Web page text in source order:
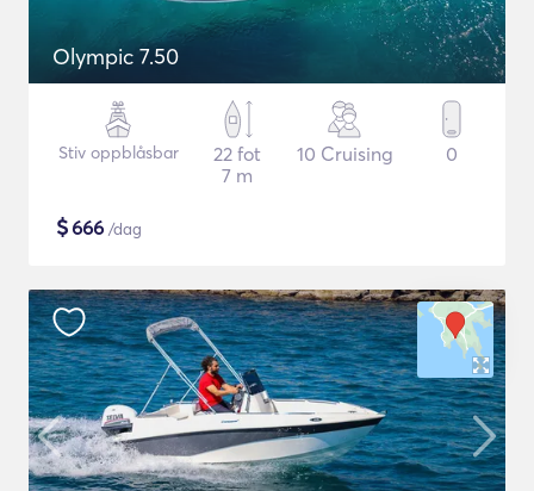
Olympic 7.50
Stiv oppblåsbar
22 fot
7 m
10 Cruising 0
$666 /dag